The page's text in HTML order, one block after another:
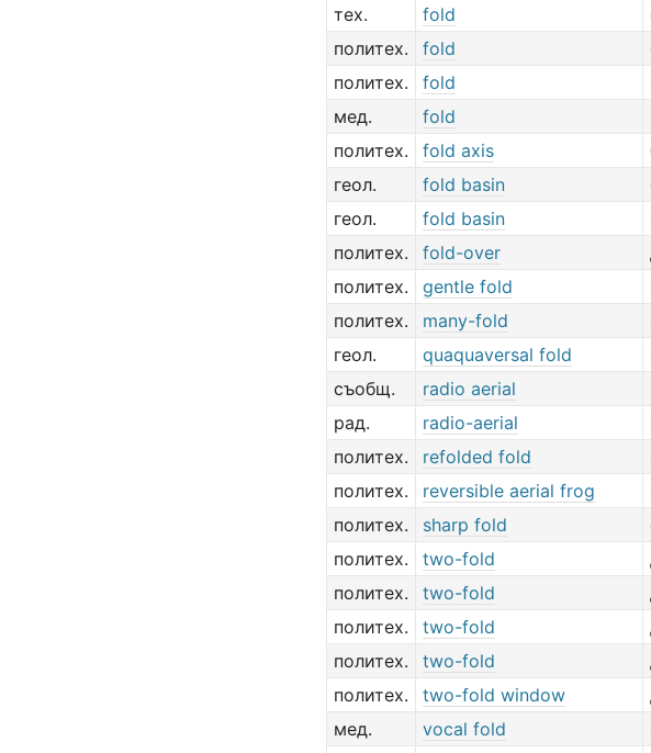
тех.
fold
политех.
fold
политех.
fold
мед.
fold
политех.
fold axis
геол.
fold basin
геол.
fold basin
политех.
fold-over
политех.
gentle fold
политех.
many-fold
геол.
quaquaversal fold
съобщ.
radio aerial
рад.
radio-aerial
политех.
refolded fold
политех.
reversible aerial frog
политех.
sharp fold
политех.
two-fold
политех.
two-fold
политех.
two-fold
политех.
two-fold
политех.
two-fold window
мед.
vocal fold